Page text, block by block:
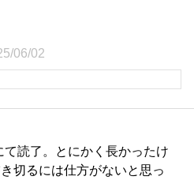
06/02
て読了。とにかく長かったけ
切るには仕方がないと思っ